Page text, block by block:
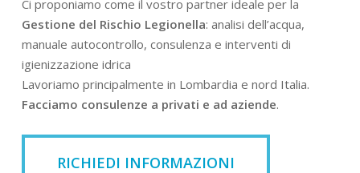
Ci proponiamo come il vostro partner ideale per la
Gestione del Rischio Legionella: analisi dell’acqua,
manuale autocontrollo, consulenza e interventi di
igienizzazione idrica
Lavoriamo principalmente in Lombardia e nord Italia.
Facciamo consulenze a privati e ad aziende.
RICHIEDI INFORMAZIONI